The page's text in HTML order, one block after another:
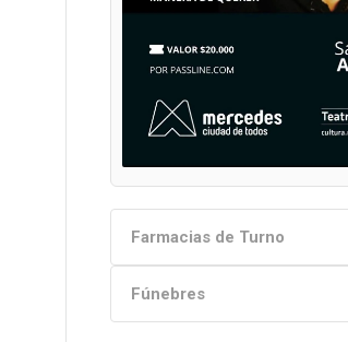
Farmacias de Turno
Fúnebres